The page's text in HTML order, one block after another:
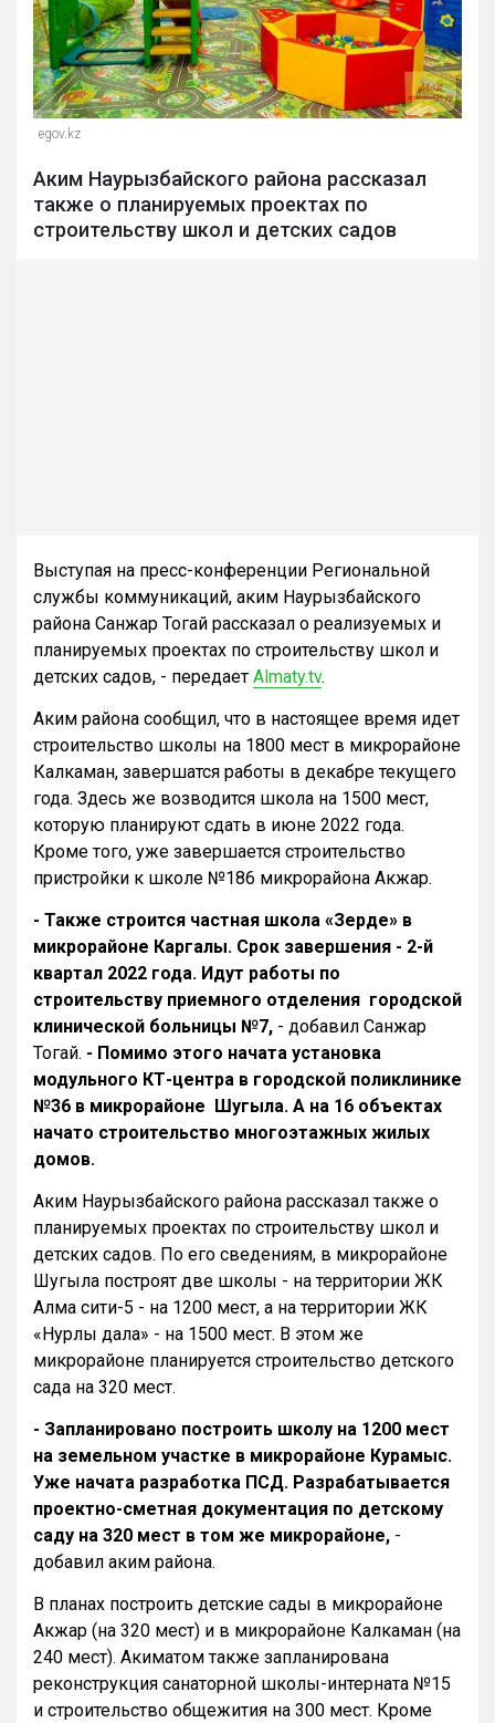
egov.kz
Аким Наурызбайского района рассказал
также о планируемых проектах по
строительству школ и детских садов
Выступая на пресс-конференции Региональной
службы коммуникаций, аким Наурызбайского
района Санжар Тогай рассказал о реализуемых и
планируемых проектах по строительству школ и
детских садов, - передает Almaty.tv.
Аким района сообщил, что в настоящее время идет
строительство школы на 1800 мест в микрорайоне
Калкаман, завершатся работы в декабре текущего
года. Здесь же возводится школа на 1500 мест,
которую планируют сдать в июне 2022 года.
Кроме того, уже завершается строительство
пристройки к школе №186 микрорайона Акжар.
- Также строится частная школа «Зерде» в
микрорайоне Каргалы. Срок завершения - 2-й
квартал 2022 года. Идут работы по
строительству приемного отделения городской
клинической больницы №7, - добавил Санжар
Тогай. - Помимо этого начата установка
модульного КТ-центра в городской поликлинике
№36 в микрорайоне Шугыла. А на 16 объектах
начато строительство многоэтажных жилых
домов.
Аким Наурызбайского района рассказал также о
планируемых проектах по строительству школ и
детских садов. По его сведениям, в микрорайоне
Шугыла построят две школы - на территории ЖК
Алма сити-5 - на 1200 мест, а на территории ЖК
«Нурлы дала» - на 1500 мест. В этом же
микрорайоне планируется строительство детского
сада на 320 мест.
- Запланировано построить школу на 1200 мест
на земельном участке в микрорайоне Курамыс.
Уже начата разработка ПСД. Разрабатывается
проектно-сметная документация по детскому
саду на 320 мест в том же микрорайоне, -
добавил аким района.
В планах построить детские сады в микрорайоне
Акжар (на 320 мест) и в микрорайоне Калкаман (на
240 мест). Акиматом также запланирована
реконструкция санаторной школы-интерната №15
и строительство общежития на 300 мест. Кроме